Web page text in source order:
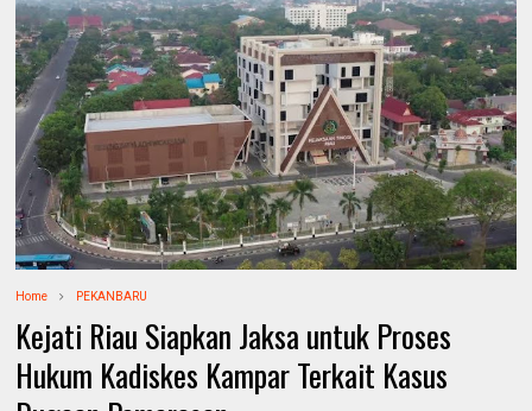
Home PEKANBARU
Kejati Riau Siapkan Jaksa untuk Proses
Hukum Kadiskes Kampar Terkait Kasus